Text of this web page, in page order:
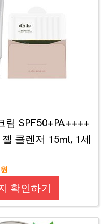
SPF50+PA++++
클렌저 15ml, 1세
확인하기